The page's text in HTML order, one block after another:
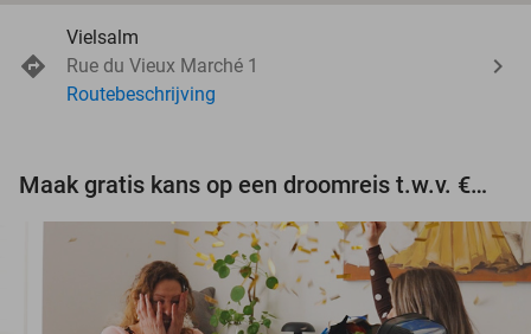
Vielsalm
Rue du Vieux Marché 1
Routebeschrijving
Maak gratis kans op een droomreis t.w.v. €3.000!